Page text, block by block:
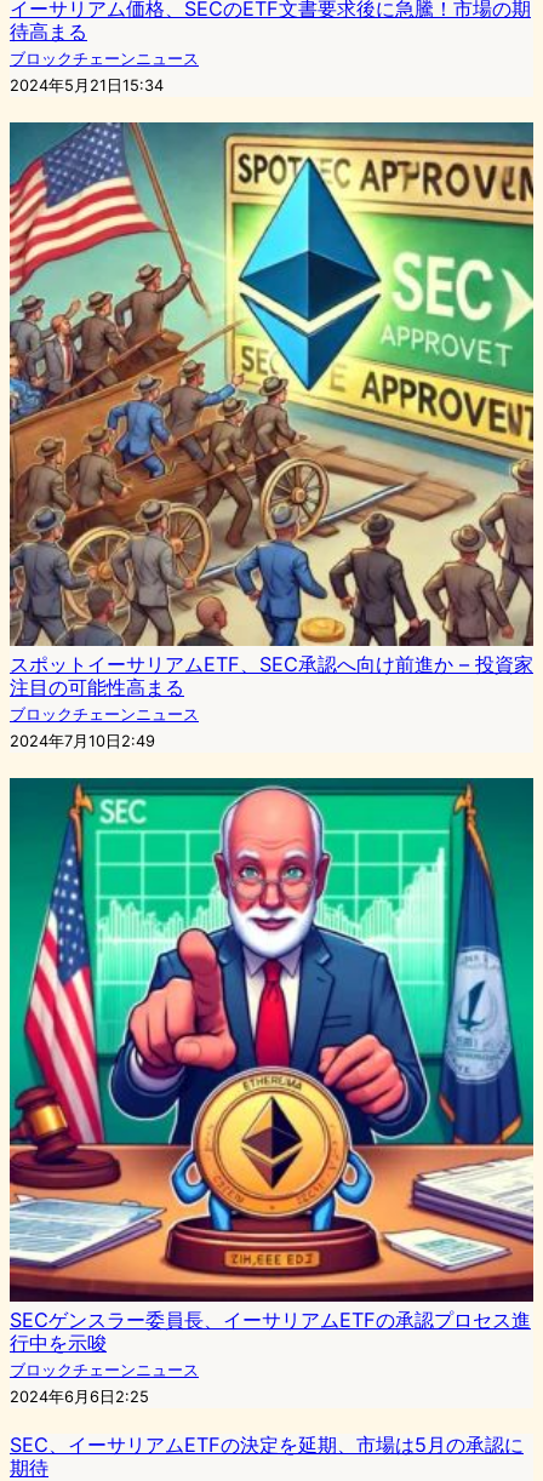
イーサリアム価格、SECのETF文書要求後に急騰！市場の期
待高まる
ブロックチェーンニュース
2024年5月21日15:34
スポットイーサリアムETF、SEC承認へ向け前進か – 投資家
注目の可能性高まる
ブロックチェーンニュース
2024年7月10日2:49
SECゲンスラー委員長、イーサリアムETFの承認プロセス進
行中を示唆
ブロックチェーンニュース
2024年6月6日2:25
SEC、イーサリアムETFの決定を延期、市場は5月の承認に
期待